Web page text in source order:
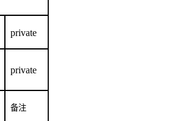
private
private
备注